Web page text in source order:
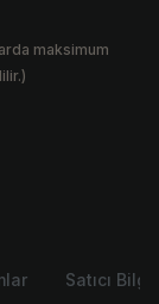
maksimum
Satıcı